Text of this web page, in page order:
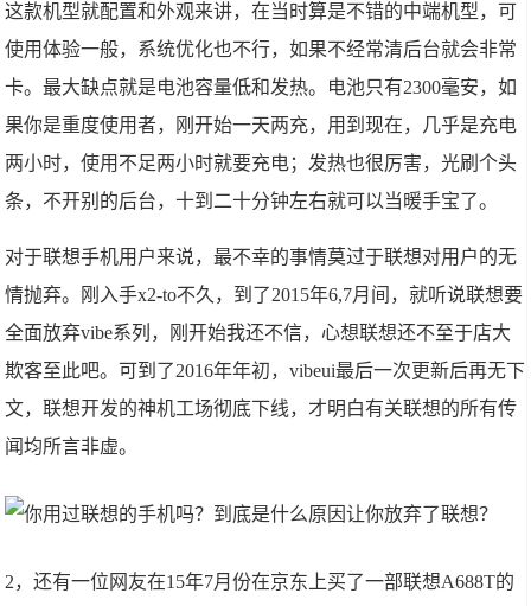
这款机型就配置和外观来讲，在当时算是不错的中端机型，可
使用体验一般，系统优化也不行，如果不经常清后台就会非常
卡。最大缺点就是电池容量低和发热。电池只有2300毫安，如
果你是重度使用者，刚开始一天两充，用到现在，几乎是充电
两小时，使用不足两小时就要充电；发热也很厉害，光刷个头
条，不开别的后台，十到二十分钟左右就可以当暖手宝了。
对于联想手机用户来说，最不幸的事情莫过于联想对用户的无
情抛弃。刚入手x2-to不久，到了2015年6,7月间，就听说联想要
全面放弃vibe系列，刚开始我还不信，心想联想还不至于店大
欺客至此吧。可到了2016年年初，vibeui最后一次更新后再无下
文，联想开发的神机工场彻底下线，才明白有关联想的所有传
闻均所言非虚。
2，还有一位网友在15年7月份在京东上买了一部联想A688T的